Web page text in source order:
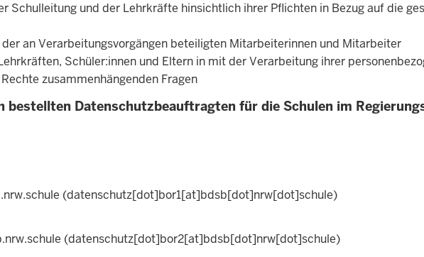
Schulleitung und der Lehrkräfte hinsichtlich ihrer Pflichten in Bezug auf die
an Verarbeitungsvorgängen beteiligten Mitarbeiterinnen und Mitarbeiter
Schüler:innen und Eltern in mit der Verarbeitung ihrer
zusammenhängenden Fragen
bestellten Datenschutzbeauftragten für die Schulen im
(datenschutz[dot]bor1[at]bdsb[dot]nrw[dot]schule)
(datenschutz[dot]bor2[at]bdsb[dot]nrw[dot]schule)